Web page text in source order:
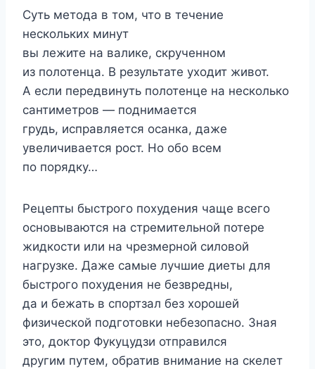
Суть метода в том, что в течение
нескольких минут
вы лежите на валике, скрученном
из полотенца. В результате уходит живот.
А если передвинуть полотенце на несколько
сантиметров — поднимается
грудь, исправляется осанка, даже
увеличивается рост. Но обо всем
по порядку…
Рецепты быстрого похудения чаще всего
основываются на стремительной потере
жидкости или на чрезмерной силовой
нагрузке. Даже самые лучшие диеты для
быстрого похудения не безвредны,
да и бежать в спортзал без хорошей
физической подготовки небезопасно. Зная
это, доктор Фукуцудзи отправился
другим путем, обратив внимание на скелет